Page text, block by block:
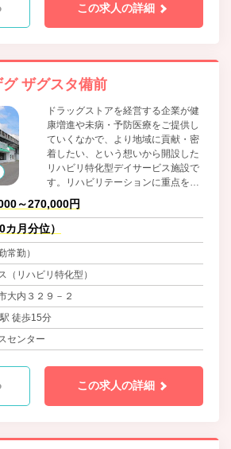
この求人の詳細
ザグスタ備前
ドラッグストアを経営する企業が健
康増進や未病・予防医療をご提供し
ていくなかで、より地域に貢献・密
着したい、という想いから開設した
リハビリ特化型デイサービス施設で
す。リハビリテーションに重点を置
き、ご利用者様の自立支援、介護量
軽減を目指し、より健康でより快適
に過ごせる環境を構築します。「シ
ニア向けのフィットネスジム」をコ
みだ！とおっしゃっていただけるよ
うなサービスをご提供いたします。
～270,000円
月分位）
常勤）
（リハビリ特化型）
大内３２９－２
徒歩15分
センター
この求人の詳細